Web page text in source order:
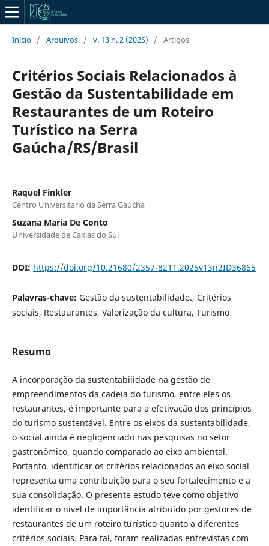
Início / Arquivos / v. 13 n. 2 (2025) / Artigos
Critérios Sociais Relacionados à
Gestão da Sustentabilidade em
Restaurantes de um Roteiro
Turístico na Serra
Gaúcha/RS/Brasil
Raquel Finkler
Centro Universitário da Serra Gaúcha
Suzana Maria De Conto
Universidade de Caxias do Sul
DOI: https://doi.org/10.21680/2357-8211.2025v13n2ID36865
Palavras-chave: Gestão da sustentabilidade., Critérios
sociais, Restaurantes, Valorização da cultura, Turismo
Resumo
A incorporação da sustentabilidade na gestão de
empreendimentos da cadeia do turismo, entre eles os
restaurantes, é importante para a efetivação dos princípios
do turismo sustentável. Entre os eixos da sustentabilidade,
o social ainda é negligenciado nas pesquisas no setor
gastronômico, quando comparado ao eixo ambiental.
Portanto, identificar os critérios relacionados ao eixo social
representa uma contribuição para o seu fortalecimento e a
sua consolidação. O presente estudo teve como objetivo
identificar o nível de importância atribuído por gestores de
restaurantes de um roteiro turístico quanto a diferentes
critérios sociais. Para tal, foram realizadas entrevistas com